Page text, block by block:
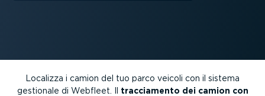
Localizza i camion del tuo parco veicoli con il sistema
gestionale di Webfleet. Il traccia­mento dei camion con